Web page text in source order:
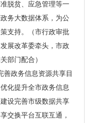
脱贫、应急管理等一
务大数据体系，为公
支持。（市行政审批
展改革委牵头，市政
部门配合）
善政务信息资源共享目
化提升全市政务信息
设完善市级数据共享
交换平台互联互通，